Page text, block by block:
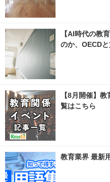
【AI時代の教
のか、OECD
【8月開催】
覧はこちら
教育業界 最新